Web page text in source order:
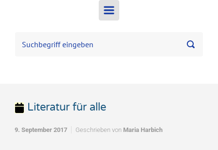
Literatur für alle
9. September 2017 Geschrieben von Maria Harbich